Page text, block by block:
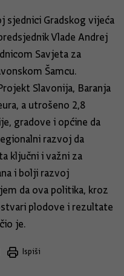
sjednici Gradskog vijeća
Vlade Andrej
Savjeta za
Šamcu.
Slavonija, Baranja
a utrošeno 2,8
gradove i općine da
razvoj da
ključni i važni za
i bolji razvoj
da ova politika, kroz
plodove i rezultate
je.
Ispiši